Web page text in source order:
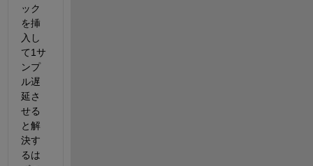
ック
を挿
入し
て1サ
ンプ
ル遅
延さ
せる
と解
決す
るは